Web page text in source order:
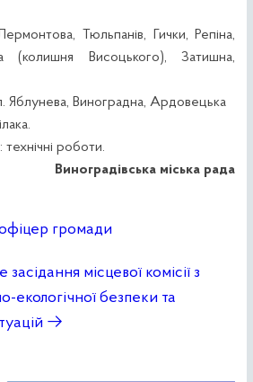
Тюльпанів, Гички, Репіна,
(колишня Висоцького), Затишна,
Яблунева, Виноградна, Ардовецька
технічні роботи.
Виноградівська міська рада
громади
місцевої комісії з
екологічної безпеки та
→